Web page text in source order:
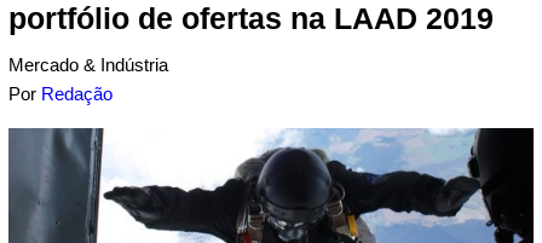
portfólio de ofertas na LAAD 2019
Mercado & Indústria
Por Redação